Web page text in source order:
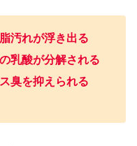
汚れが浮き出る
乳酸が分解される
臭を抑えられる